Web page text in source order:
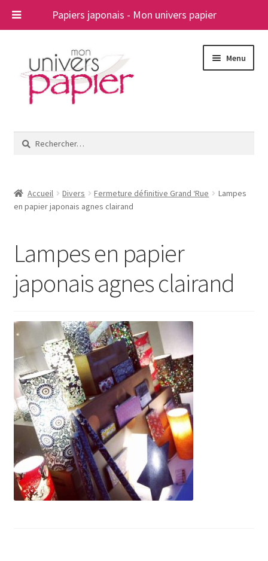
Papiers japonais - Mon univers papier
navigation
contenu
Menu
le
A propos
Rechercher :
Accueil Divers Fermeture définitive Grand ‘Rue
Lampes
en papier japonais agnes clairand
Lampes en papier
japonais agnes clairand